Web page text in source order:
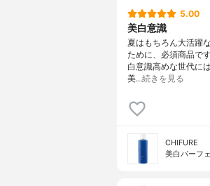
5.00
美白意識
夏はもちろん大活躍
ために、必須商品で
白意識高めな世代に
美…続きを見る
CHIFURE
美白パーフ